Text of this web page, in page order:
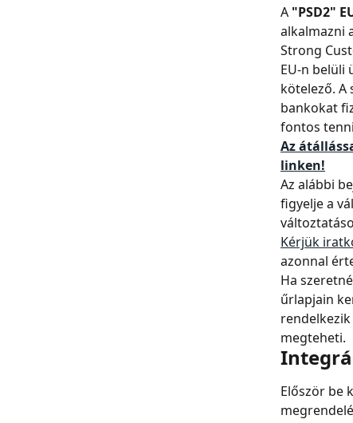
A "PSD2"
alkalmazni
Strong
EU-n belüli
kötelező. A
bankokat
fontos
Az
linken!
Az alábbi
figyelje a
Kérjük
azonnal
Ha
űrlapjain
rendelkezik
megteheti.
Először be